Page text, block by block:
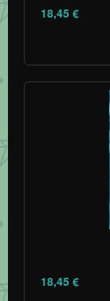
18,45 €
18,45 €